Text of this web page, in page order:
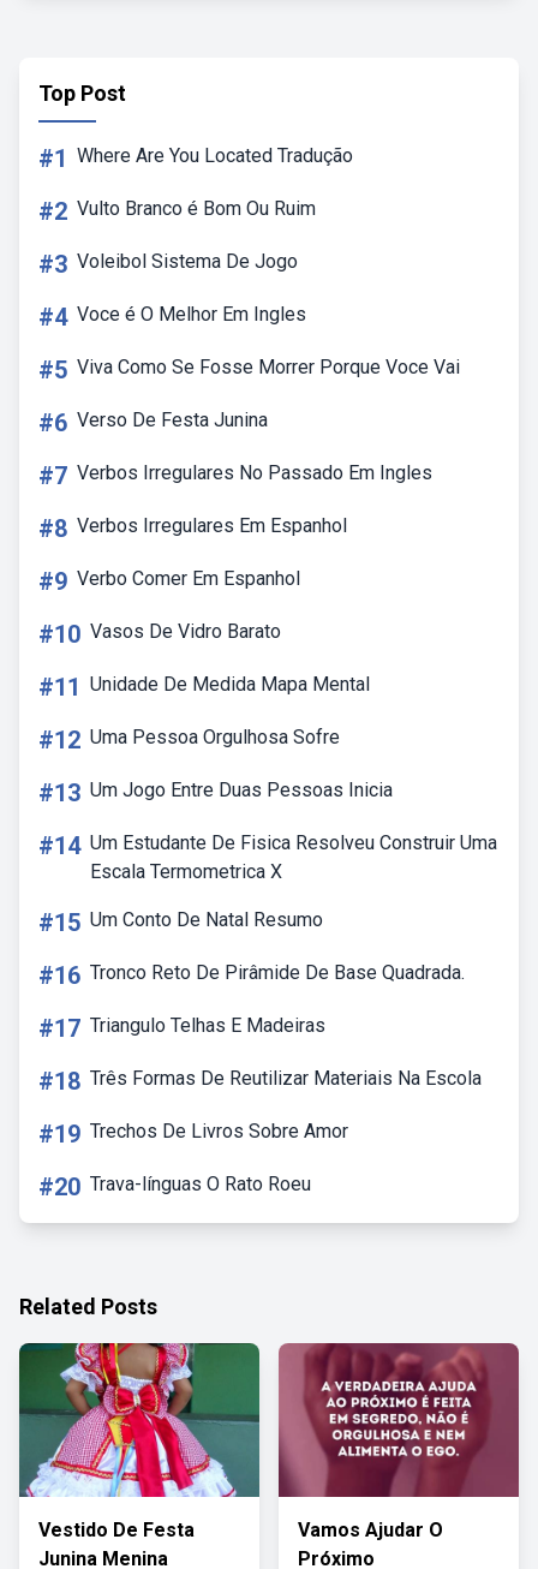
Top Post
#1 Where Are You Located Tradução
#2 Vulto Branco é Bom Ou Ruim
#3 Voleibol Sistema De Jogo
#4 Voce é O Melhor Em Ingles
#5 Viva Como Se Fosse Morrer Porque Voce Vai
#6 Verso De Festa Junina
#7 Verbos Irregulares No Passado Em Ingles
#8 Verbos Irregulares Em Espanhol
#9 Verbo Comer Em Espanhol
#10 Vasos De Vidro Barato
#11 Unidade De Medida Mapa Mental
#12 Uma Pessoa Orgulhosa Sofre
#13 Um Jogo Entre Duas Pessoas Inicia
#14 Um Estudante De Fisica Resolveu Construir Uma
Escala Termometrica X
#15 Um Conto De Natal Resumo
#16 Tronco Reto De Pirâmide De Base Quadrada.
#17 Triangulo Telhas E Madeiras
#18 Três Formas De Reutilizar Materiais Na Escola
#19 Trechos De Livros Sobre Amor
#20 Trava-línguas O Rato Roeu
Related Posts
Vestido De Festa
Junina Menina
Vamos Ajudar O
Próximo